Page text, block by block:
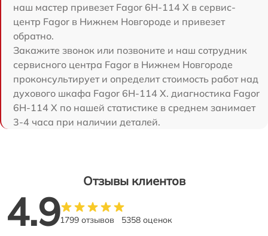
наш мастер привезет Fagor 6H-114 X в сервис-
центр Fagor в Нижнем Новгороде и привезет
обратно.
Закажите звонок или позвоните и наш сотрудник
сервисного центра Fagor в Нижнем Новгороде
проконсультирует и определит стоимость работ над
духового шкафа Fagor 6H-114 X. диагностика Fagor
6H-114 X по нашей статистике в среднем занимает
3-4 часа при наличии деталей.
Отзывы клиентов
4.91799 отзывов 5358 оценок